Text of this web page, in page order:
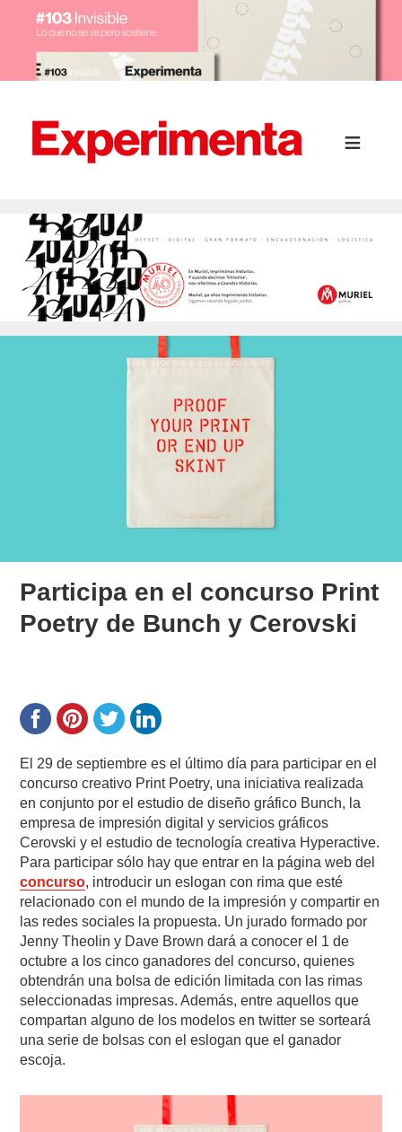
Participa en el concurso Print
Poetry de Bunch y Cerovski
El 29 de septiembre es el último día para participar en el
concurso creativo Print Poetry, una iniciativa realizada
en conjunto por el estudio de diseño gráfico Bunch, la
empresa de impresión digital y servicios gráficos
Cerovski y el estudio de tecnología creativa Hyperactive.
Para participar sólo hay que entrar en la página web del
concurso, introducir un eslogan con rima que esté
relacionado con el mundo de la impresión y compartir en
las redes sociales la propuesta. Un jurado formado por
Jenny Theolin y Dave Brown dará a conocer el 1 de
octubre a los cinco ganadores del concurso, quienes
obtendrán una bolsa de edición limitada con las rimas
seleccionadas impresas. Además, entre aquellos que
compartan alguno de los modelos en twitter se sorteará
una serie de bolsas con el eslogan que el ganador
escoja.